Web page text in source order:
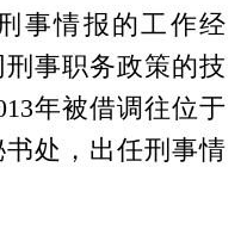
事情报的工作经
事职务政策的技
年被借调往位于
处，出任刑事情